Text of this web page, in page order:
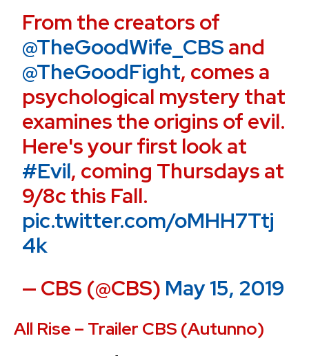
From the creators of
@TheGoodWife_CBS and
@TheGoodFight, comes a
psychological mystery that
examines the origins of evil.
Here's your first look at
#Evil, coming Thursdays at
9/8c this Fall.
pic.twitter.com/oMHH7Ttj
4k
— CBS (@CBS) May 15, 2019
All Rise – Trailer CBS (Autunno)